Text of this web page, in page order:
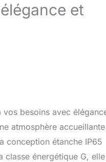
et
vos besoins avec
atmosphère accueillante
conception étanche IP65
énergétique G,